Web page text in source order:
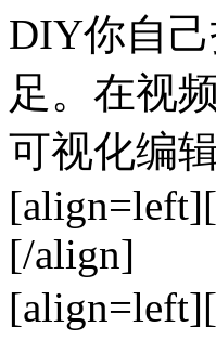
DIY你自
足。在视
可视化编
[/align]